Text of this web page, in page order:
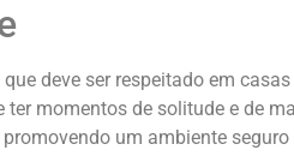
deve ser respeitado em
ter momentos de solitude e de
um ambiente seguro